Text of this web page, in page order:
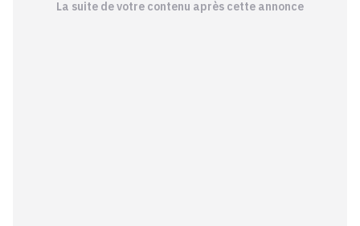
La suite de votre contenu après cette annonce